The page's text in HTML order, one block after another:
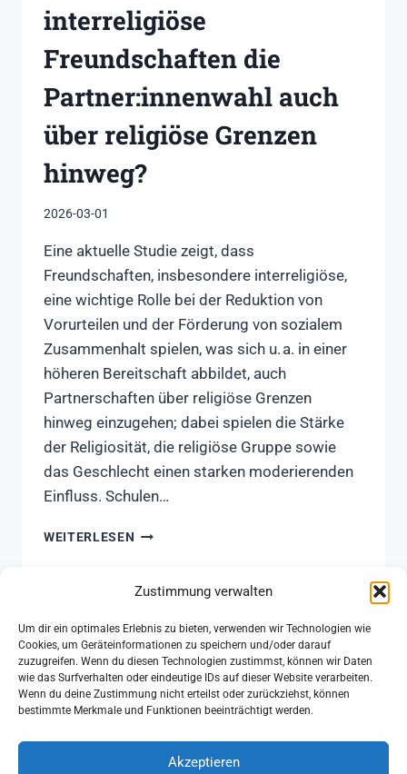
Zustimmung verwalten
Um dir ein optimales Erlebnis zu bieten, verwenden wir Technologien wie
Cookies, um Geräteinformationen zu speichern und/oder darauf
zuzugreifen. Wenn du diesen Technologien zustimmst, können wir Daten
wie das Surfverhalten oder eindeutige IDs auf dieser Website verarbeiten.
Wenn du deine Zustimmung nicht erteilst oder zurückziehst, können
bestimmte Merkmale und Funktionen beeinträchtigt werden.
Akzeptieren
interreligiöse
Freundschaften die
Partner:innenwahl auch
über religiöse Grenzen
hinweg?
2026-03-01
Eine aktuelle Studie zeigt, dass
Freundschaften, insbesondere interreligiöse,
eine wichtige Rolle bei der Reduktion von
Vorurteilen und der Förderung von sozialem
Zusammenhalt spielen, was sich u. a. in einer
höheren Bereitschaft abbildet, auch
Partnerschaften über religiöse Grenzen
hinweg einzugehen; dabei spielen die Stärke
der Religiosität, die religiöse Gruppe sowie
das Geschlecht einen starken moderierenden
Einfluss. Schulen…
WEITERLESEN BEEINFLUSSEN
DIE
AUCH
ÜBER
RELIGIÖSE
GRENZEN
HINWEG?
Impressum
Datenschutz
Cookie-Richtlinie (EU)